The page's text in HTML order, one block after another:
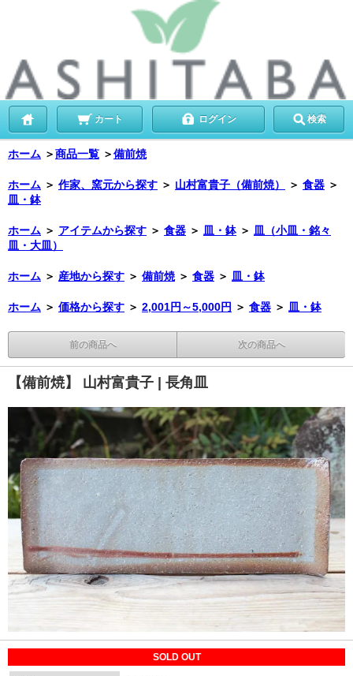
カート ログイン 検索
ホーム ＞商品一覧 ＞備前焼
ホーム ＞ 作家、窯元から探す ＞ 山村富貴子（備前焼） ＞ 食器 ＞
皿・鉢
ホーム ＞ アイテムから探す ＞ 食器 ＞ 皿・鉢 ＞
皿（小皿・銘々
皿・大皿）
ホーム ＞ 産地から探す ＞ 備前焼 ＞ 食器 ＞ 皿・鉢
ホーム ＞ 価格から探す ＞ 2,001円～5,000円 ＞ 食器 ＞ 皿・鉢
前の商品へ 次の商品へ
【備前焼】 山村富貴子 | 長角皿
SOLD OUT